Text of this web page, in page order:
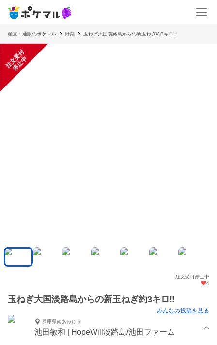
産直・通販のポケマル 野菜 玉ねぎ大国淡路島からの新玉ねぎ約3キロ‼️
注
文
受
付
停
止
中
注文受付停止中
4
玉ねぎ大国淡路島からの新玉ねぎ約3キロ‼️
みんなの投稿を見る
兵庫県南あわじ市
池田敏和 | HopeWill淡路島/池田ファーム